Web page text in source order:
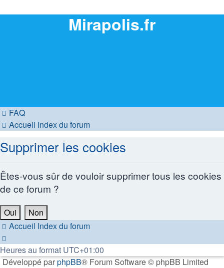
Mirapolis.fr
FAQ
Accueil Index du forum
Supprimer les cookies
Êtes-vous sûr de vouloir supprimer tous les cookies
de ce forum ?
Accueil Index du forum
Heures au format UTC+01:00
Développé parphpBB® Forum Software © phpBB Limited